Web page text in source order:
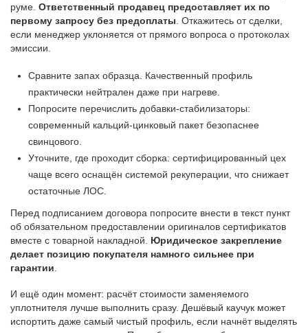
руме. Ответственный продавец предоставляет их по
первому запросу без предоплаты. Откажитесь от сделки,
если менеджер уклоняется от прямого вопроса о протоколах
эмиссии.
Сравните запах образца. Качественный профиль
практически нейтрален даже при нагреве.
Попросите перечислить добавки-стабилизаторы:
современный кальций-цинковый пакет безопаснее
свинцового.
Уточните, где проходит сборка: сертифицированный цех
чаще всего оснащён системой рекуперации, что снижает
остаточные ЛОС.
Перед подписанием договора попросите внести в текст пункт
об обязательном предоставлении оригиналов сертификатов
вместе с товарной накладной. Юридическое закрепление
делает позицию покупателя намного сильнее при
гарантии.
И ещё один момент: расчёт стоимости заменяемого
уплотнителя лучше выполнить сразу. Дешёвый каучук может
испортить даже самый чистый профиль, если начнёт выделять